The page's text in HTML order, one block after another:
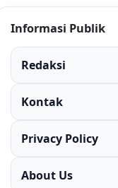
Informasi Publik
Redaksi
Kontak
Privacy Policy
About Us